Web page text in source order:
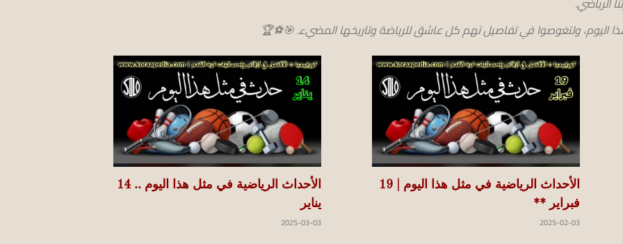
اليوم، ولتغوصوا في تفاصيل تهم كل عاشق للرياضة وتاريخها المضيء. 🎯⚽🏆
الأحداث الرياضية في مثل هذا اليوم .. 14
يناير
2025-03-03
الأحداث الرياضية في مثل هذا اليوم | 19
فبراير **
2025-02-03